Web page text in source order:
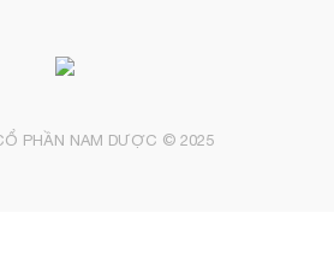
PHẦN NAM DƯỢC © 2025